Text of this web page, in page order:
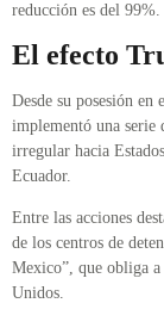
reducción es del 99%.
El efecto
Desde su posesión
implementó una serie
irregular hacia
Ecuador.
Entre las acciones
de los centros de
Mexico”, que obliga a
Unidos.